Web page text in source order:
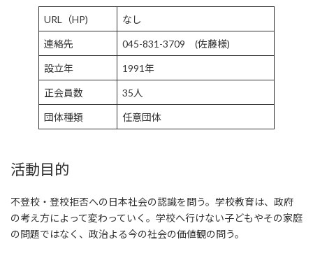
URL（HP) なし
連絡先 045-831-3709 (佐藤様)
設立年 1991年
正会員数 35人
団体種類 任意団体
活動目的
不登校・登校拒否への日本社会の認識を問う。学校教育は、政府
の考え方によって変わっていく。学校へ行けない子どもやその家庭
の問題ではなく、政治よる今の社会の価値観の問う。